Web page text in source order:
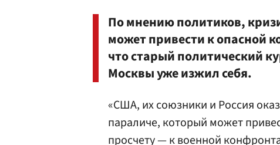
По мнению политиков,
может привести к опасной
что старый политический
Москвы уже изжил себя.
«США, их союзники и Россия
параличе, который может
просчету — к военной